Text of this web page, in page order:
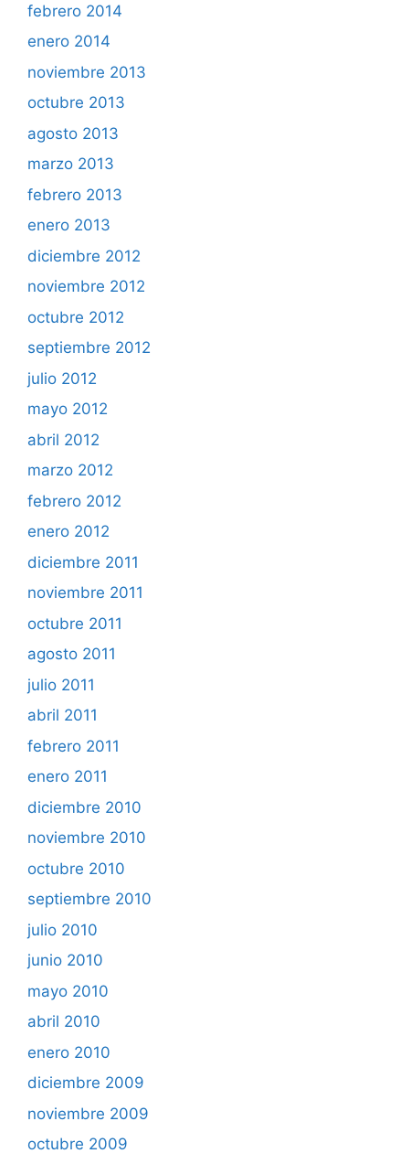
febrero 2014
enero 2014
noviembre 2013
octubre 2013
agosto 2013
marzo 2013
febrero 2013
enero 2013
diciembre 2012
noviembre 2012
octubre 2012
septiembre 2012
julio 2012
mayo 2012
abril 2012
marzo 2012
febrero 2012
enero 2012
diciembre 2011
noviembre 2011
octubre 2011
agosto 2011
julio 2011
abril 2011
febrero 2011
enero 2011
diciembre 2010
noviembre 2010
octubre 2010
septiembre 2010
julio 2010
junio 2010
mayo 2010
abril 2010
enero 2010
diciembre 2009
noviembre 2009
octubre 2009